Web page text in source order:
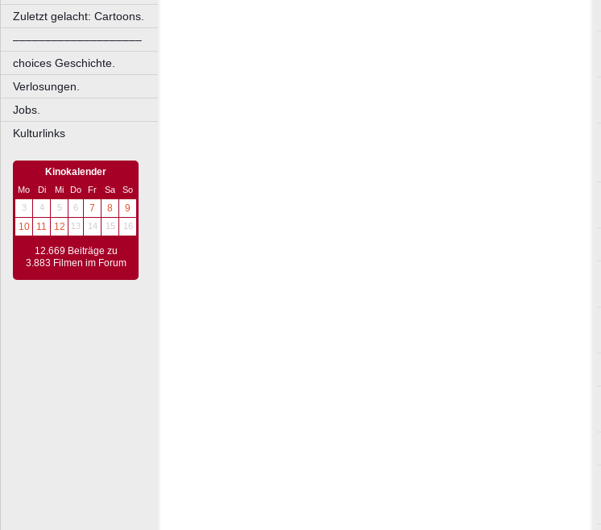
Zuletzt gelacht: Cartoons.
––––––––––––––––––––
choices Geschichte.
Verlosungen.
Jobs.
Kulturlinks
Kinokalender
Mo Di Mi Do Fr Sa
So
3
4 5 6 7 8
9
10
11 12 13 14 15 16
12.669 Beiträge zu
3.883 Filmen im Forum